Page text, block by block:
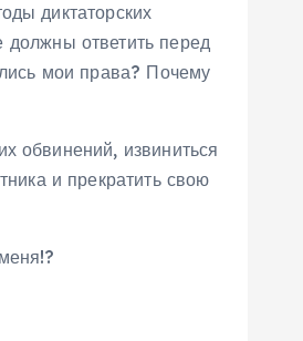
диктаторских
ответить перед
мои права? Почему
обвинений, извиниться
и прекратить свою